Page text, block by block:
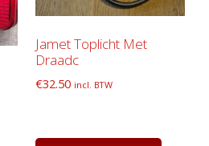
Jamet Toplicht Met
Draadc
€32.50 incl. BTW